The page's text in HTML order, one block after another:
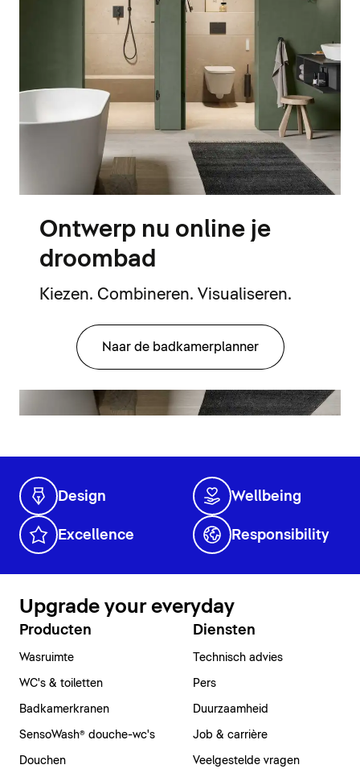
Ontwerp nu online je
droombad
Kiezen. Combineren. Visualiseren.
Naar de badkamerplanner
Design Wellbeing
Excellence Responsibility
Upgrade your everyday
Producten
Wasruimte
WC's & toiletten
Badkamerkranen
SensoWash® douche-wc's
Douchen
Diensten
Technisch advies
Pers
Duurzaamheid
Job & carrière
Veelgestelde vragen